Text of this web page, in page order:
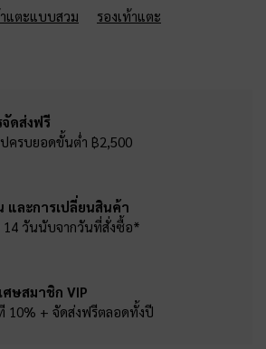
าแตะแบบสวม
รองเท้าแตะ
ดส่งฟรี
ครบยอดขั้นต่ำ ฿2,500
และการเปลี่ยนสินค้า
14 วันนับจากวันที่สั่งซื้อ*
ศษสมาชิก VIP
10% + จัดส่งฟรีตลอดทั้งปี